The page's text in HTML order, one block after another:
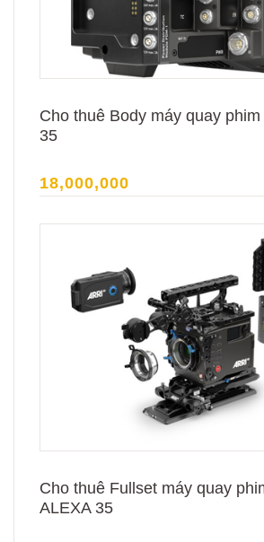
Cho thuê Body máy quay phim
35
18,000,000
Cho thuê Fullset máy quay
ALEXA 35